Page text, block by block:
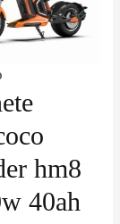
hm8
40ah